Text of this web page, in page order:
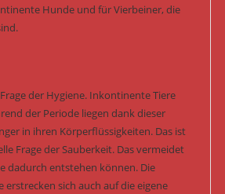
Hunde und für Vierbeiner, die
der Hygiene. Inkontinente Tiere
der Periode liegen dank dieser
in ihren Körperflüssigkeiten. Das ist
Frage der Sauberkeit. Das vermeidet
dadurch entstehen können. Die
erstrecken sich auch auf die eigene